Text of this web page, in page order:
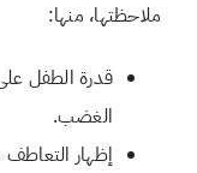
ملاحظتها، منها:
قدرة الطفل
الغضب.
إظهار